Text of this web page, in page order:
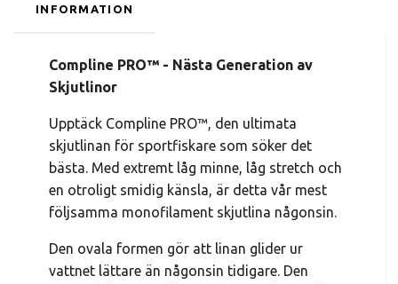
INFORMATION
Compline PRO™ - Nästa Generation av
Skjutlinor
Upptäck Compline PRO™, den ultimata
skjutlinan för sportfiskare som söker det
bästa. Med extremt låg minne, låg stretch och
en otroligt smidig känsla, är detta vår mest
följsamma monofilament skjutlina någonsin.
Den ovala formen gör att linan glider ur
vattnet lättare än någonsin tidigare. Den